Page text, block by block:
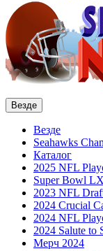
Везде
Везде
Seahawks
Каталог
2025 NFL
Super Bowl LX
2023 NFL
2024 Crucial
2024 NFL
2024 Salute to
Мерч 2024